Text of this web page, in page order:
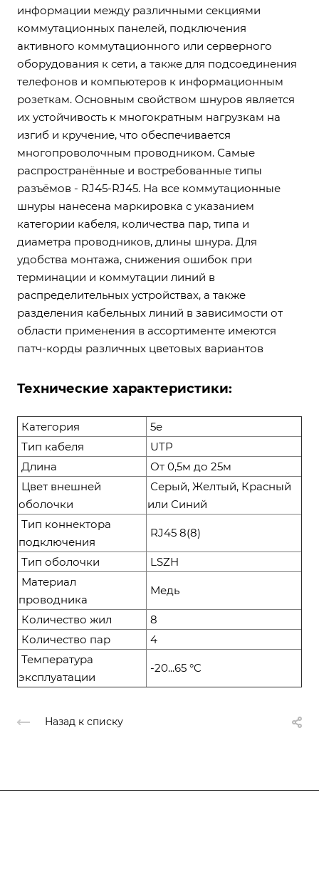
информации между различными секциями
коммутационных панелей, подключения
активного коммутационного или серверного
оборудования к сети, а также для подсоединения
телефонов и компьютеров к информационным
розеткам. Основным свойством шнуров является
их устойчивость к многократным нагрузкам на
изгиб и кручение, что обеспечивается
многопроволочным проводником. Самые
распространённые и востребованные типы
разъёмов - RJ45-RJ45. На все коммутационные
шнуры нанесена маркировка с указанием
категории кабеля, количества пар, типа и
диаметра проводников, длины шнура. Для
удобства монтажа, снижения ошибок при
терминации и коммутации линий в
распределительных устройствах, а также
разделения кабельных линий в зависимости от
области применения в ассортименте имеются
патч-корды различных цветовых вариантов
Технические характеристики:
Категория
5e
Тип кабеля
UTP
Длина
От 0,5м до 25м
Цвет внешней
оболочки
Серый, Желтый, Красный
или Синий
Тип коннектора
подключения
RJ45 8(8)
Тип оболочки
LSZH
Материал
проводника
Медь
Количество жил
8
Количество пар
4
Температура
эксплуатации
-20...65 °C
Назад к списку